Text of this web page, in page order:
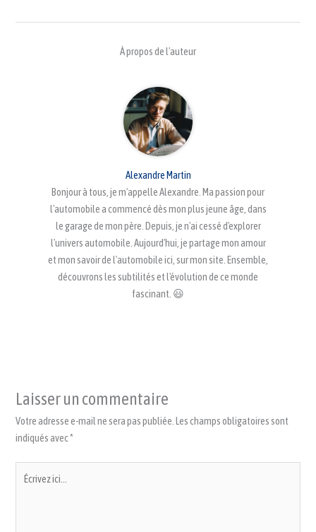
À propos de l'auteur
Alexandre Martin
Bonjour à tous, je m'appelle Alexandre. Ma passion pour
l'automobile a commencé dès mon plus jeune âge, dans
le garage de mon père. Depuis, je n'ai cessé d'explorer
l'univers automobile. Aujourd'hui, je partage mon amour
et mon savoir de l'automobile ici, sur mon site. Ensemble,
découvrons les subtilités et l'évolution de ce monde
fascinant. 😃
Laisser un commentaire
Votre adresse e-mail ne sera pas publiée. Les champs obligatoires sont
indiqués avec*
ici…